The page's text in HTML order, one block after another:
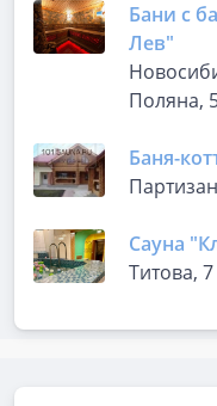
Бани с
Лев"
Поляна,
Баня-
Сауна
Титова,